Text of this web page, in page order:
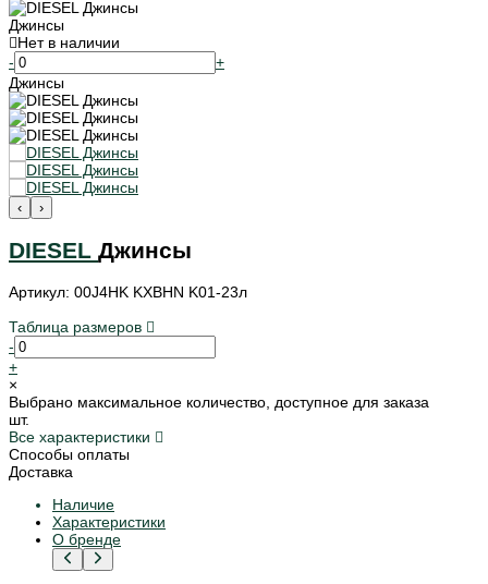
Джинсы
Нет в наличии
-
+
Джинсы
‹ ›
DIESEL Джинсы
Артикул: 00J4HK KXBHN K01-23л
Таблица размеров
-
+
×
Выбрано максимальное количество, доступное для заказа
шт.
Все характеристики
Способы оплаты
Доставка
Наличие
Характеристики
О бренде